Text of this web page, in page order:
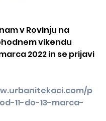
v Rovinju na
vikendu
marca 2022 in se prijavi
p
11-do-13-marca-